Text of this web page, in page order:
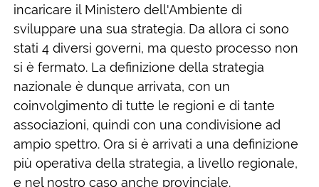
incaricare il Ministero dell'Ambiente di
sviluppare una sua strategia. Da allora ci sono
stati 4 diversi governi, ma questo processo non
si è fermato. La definizione della strategia
nazionale è dunque arrivata, con un
coinvolgimento di tutte le regioni e di tante
associazioni, quindi con una condivisione ad
ampio spettro. Ora si è arrivati a una definizione
più operativa della strategia, a livello regionale,
e nel nostro caso anche provinciale.